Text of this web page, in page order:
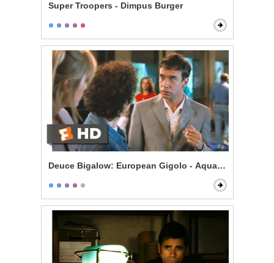
Super Troopers - Dimpus Burger
Deuce Bigalow: European Gigolo - Aquarium Bully